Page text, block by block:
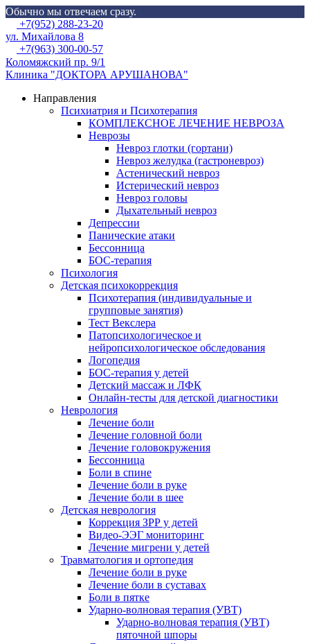
Обычно мы отвечаем сразу.
Skip
to
content
Menu+7(952) 288-23-20
ул. Михайлова 8
+7(963) 300-00-57
Коломяжский пр. 9/1
Клиника "ДОКТОРА АРУШАНОВА"
Направления
Психиатрия и Психотерапия
КОМПЛЕКСНОЕ ЛЕЧЕНИЕ НЕВРОЗА
Неврозы
Невроз глотки (гортани)
Невроз желудка (гастроневроз)
Астенический невроз
Истерический невроз
Невроз головы
Дыхательный невроз
Депрессии
Панические атаки
Бессонница
БОС-терапия
Психология
Детская психокоррекция
Психотерапия (индивидуальные и
групповые занятия)
Тест Векслера
Патопсихологическое и
нейропсихологическое обследования
Логопедия
БОС-терапия у детей
Детский массаж и ЛФК
Онлайн-тесты для детской диагностики
Неврология
Лечение боли
Лечение головной боли
Лечение головокружения
Бессонница
Боли в спине
Лечение боли в руке
Лечение боли в шее
Детская неврология
Коррекция ЗРР у детей
Видео-ЭЭГ мониторинг
Лечение мигрени у детей
Травматология и ортопедия
Лечение боли в руке
Лечение боли в суставах
Боли в пятке
Ударно-волновая терапия (УВТ)
Ударно-волновая терапия (УВТ)
пяточной шпоры